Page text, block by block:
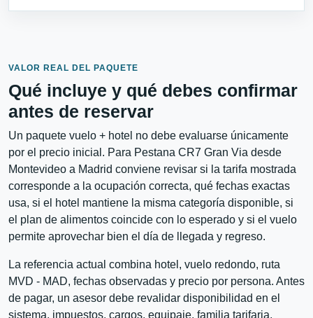
VALOR REAL DEL PAQUETE
Qué incluye y qué debes confirmar
antes de reservar
Un paquete vuelo + hotel no debe evaluarse únicamente
por el precio inicial. Para Pestana CR7 Gran Via desde
Montevideo a Madrid conviene revisar si la tarifa mostrada
corresponde a la ocupación correcta, qué fechas exactas
usa, si el hotel mantiene la misma categoría disponible, si
el plan de alimentos coincide con lo esperado y si el vuelo
permite aprovechar bien el día de llegada y regreso.
La referencia actual combina hotel, vuelo redondo, ruta
MVD - MAD, fechas observadas y precio por persona. Antes
de pagar, un asesor debe revalidar disponibilidad en el
sistema, impuestos, cargos, equipaje, familia tarifaria,